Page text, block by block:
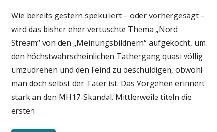
Wirtschaft
Wissenschaft
Wie bereits gestern spekuliert – oder vorhergesagt –
wird das bisher eher vertuschte Thema „Nord
Stream“ von den „Meinungsbildnern“ aufgekocht, um
den höchstwahrscheinlichen Tathergang quasi völlig
umzudrehen und den Feind zu beschuldigen, obwohl
man doch selbst der Täter ist. Das Vorgehen erinnert
stark an den MH17-Skandal. Mittlerweile titeln die
ersten